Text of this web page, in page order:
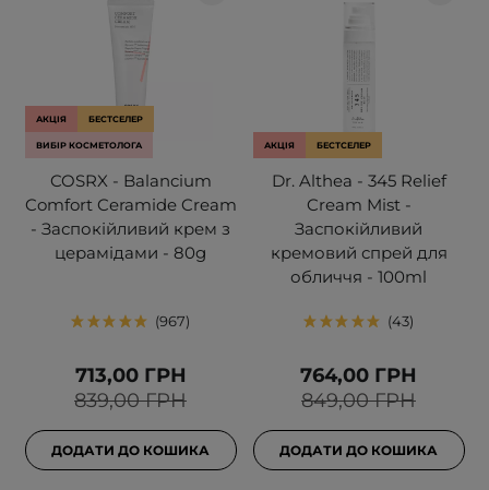
АКЦІЯ БЕСТСЕЛЕР
ВИБІР КОСМЕТОЛОГА
COSRX - Balancium
Comfort Ceramide Cream
- Заспокійливий крем з
церамідами - 80g
967
839,00 ГРН
713,00 ГРН
ДОДАТИ ДО КОШИКА
АКЦІЯ БЕСТСЕЛЕР
Dr. Althea - 345 Relief
Cream Mist -
Заспокійливий
кремовий спрей для
обличчя - 100ml
43
849,00 ГРН
764,00 ГРН
ДОДАТИ ДО КОШИКА